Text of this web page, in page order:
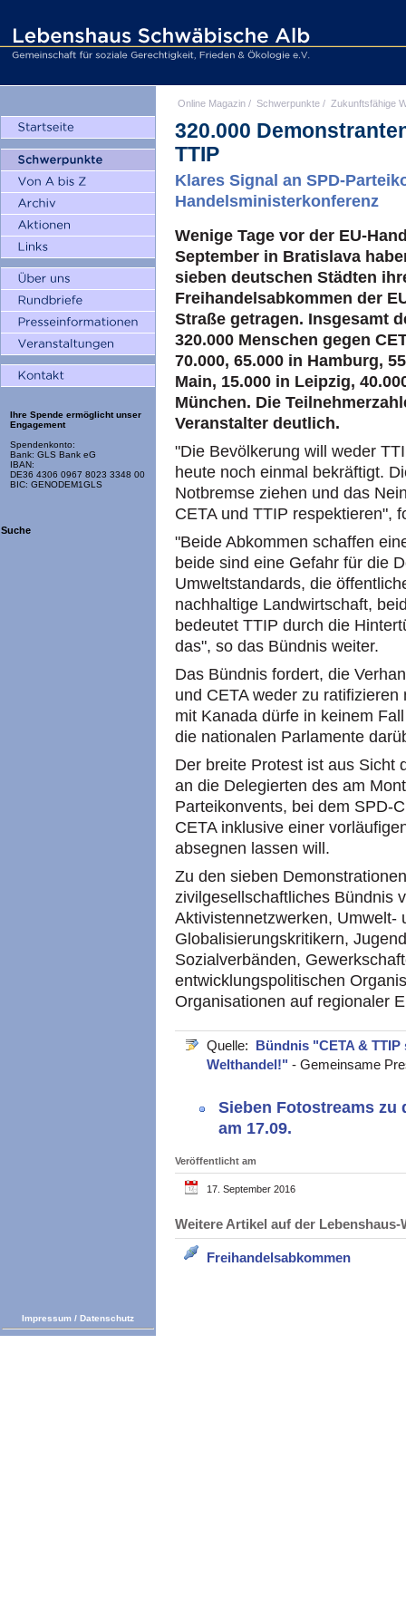
Ihre Spende ermöglicht unser
Engagement
Spendenkonto:
Bank: GLS Bank eG
IBAN:
DE36 4306 0967 8023 3348 00
BIC: GENODEM1GLS
Suche
Online Magazin / Schwerpunkte / Zukunftsfähige
320.000
TTIP
Klares Signal an SPD-
Handelsministerkonferenz
Wenige Tage vor der EU-
September in Bratislava
sieben deutschen Städten
Freihandelsabkommen der
Straße getragen. Insgesamt
320.000 Menschen gegen
70.000, 65.000 in Hamburg,
Main, 15.000 in Leipzig,
München. Die
Veranstalter deutlich.
"Die Bevölkerung will weder
heute noch einmal bekräftigt.
Notbremse ziehen und das
CETA und TTIP respektieren",
"Beide Abkommen schaffen
beide sind eine Gefahr für die
Umweltstandards, die
nachhaltige Landwirtschaft,
bedeutet TTIP durch die
das", so das Bündnis weiter.
Das Bündnis fordert, die
und CETA weder zu
mit Kanada dürfe in keinem
die nationalen Parlamente
Der breite Protest ist aus Sicht
an die Delegierten des am
Parteikonvents, bei dem SPD-
CETA inklusive einer
absegnen lassen will.
Zu den sieben
zivilgesellschaftliches Bündnis
Aktivistennetzwerken, Umwelt-
Globalisierungskritikern,
Sozialverbänden,
entwicklungspolitischen
Organisationen auf regionaler
Quelle: Bündnis "CETA &
Welthandel!" - Gemeinsame
Sieben Fotostreams zu
am 17.09.
Veröffentlicht am
17. September 2016
Weitere Artikel auf der
Freihandelsabkommen
Impressum / Datenschutz